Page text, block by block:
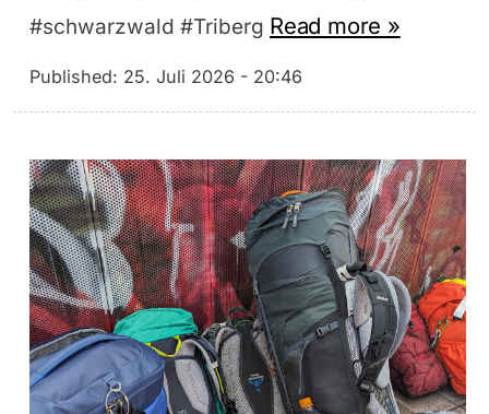
#schwarzwald #Triberg Read more »
Published: 25. Juli 2026 - 20:46